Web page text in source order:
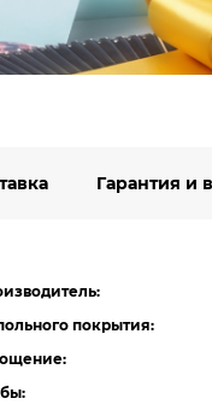
Гарантия и
покрытия: